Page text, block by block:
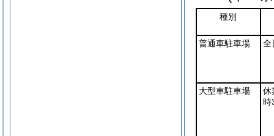
種別
普通車駐車場 全
大型車駐車場
休
時